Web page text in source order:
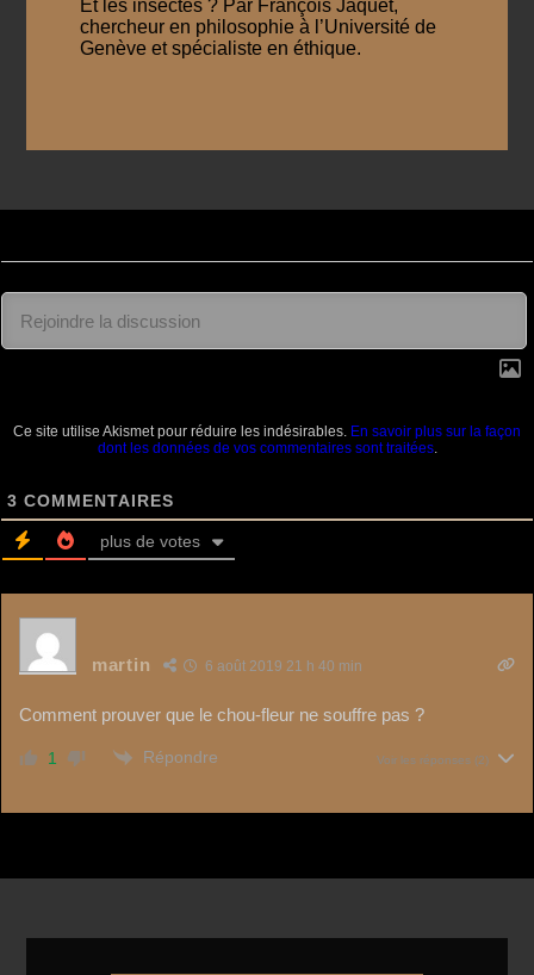
Et les insectes ? Par François Jaquet,
chercheur en philosophie à l’Université de
Genève et spécialiste en éthique.
Ce site utilise Akismet pour réduire les indésirables. En savoir plus sur la façon
dont les données de vos commentaires sont traitées.
3 COMMENTAIRES
plus de votes
martin 6 août 2019 21 h 40 min
Comment prouver que le chou-fleur ne souffre pas ?
1 Répondre Voir les réponses (2)